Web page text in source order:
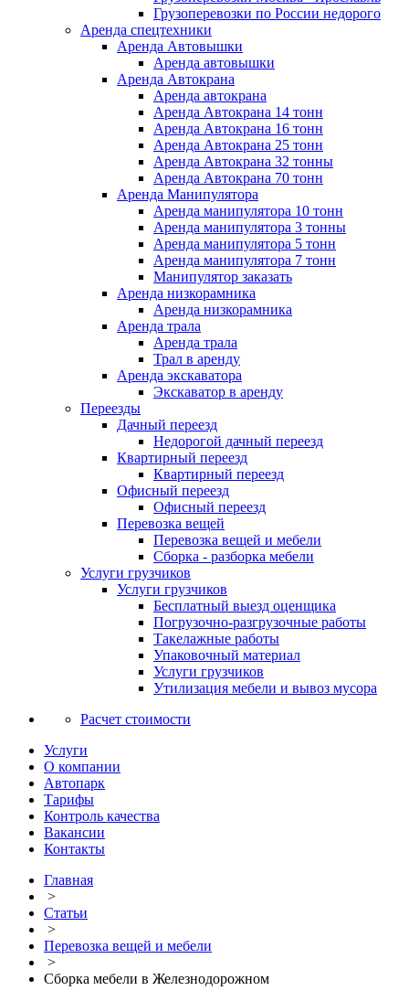
Грузоперевозки по России недорого
Аренда спецтехники
Аренда Автовышки
Аренда автовышки
Аренда Автокрана
Аренда автокрана
Аренда Автокрана 14 тонн
Аренда Автокрана 16 тонн
Аренда Автокрана 25 тонн
Аренда Автокрана 32 тонны
Аренда Автокрана 70 тонн
Аренда Манипулятора
Аренда манипулятора 10 тонн
Аренда манипулятора 3 тонны
Аренда манипулятора 5 тонн
Аренда манипулятора 7 тонн
Манипулятор заказать
Аренда низкорамника
Аренда низкорамника
Аренда трала
Аренда трала
Трал в аренду
Аренда экскаватора
Экскаватор в аренду
Переезды
Дачный переезд
Недорогой дачный переезд
Квартирный переезд
Квартирный переезд
Офисный переезд
Офисный переезд
Перевозка вещей
Перевозка вещей и мебели
Сборка - разборка мебели
Услуги грузчиков
Услуги грузчиков
Бесплатный выезд оценщика
Погрузочно-разгрузочные работы
Такелажные работы
Упаковочный материал
Услуги грузчиков
Утилизация мебели и вывоз мусора
Расчет стоимости
Услуги
О компании
Автопарк
Тарифы
Контроль качества
Вакансии
Контакты
Главная
>
Статьи
>
Перевозка вещей и мебели
>
Сборка мебели в Железнодорожном